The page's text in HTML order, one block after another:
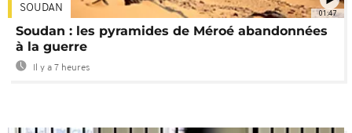
01:47
SOUDAN
Soudan : les pyramides de Méroé abandonnées
à la guerre
Il y a 7 heures